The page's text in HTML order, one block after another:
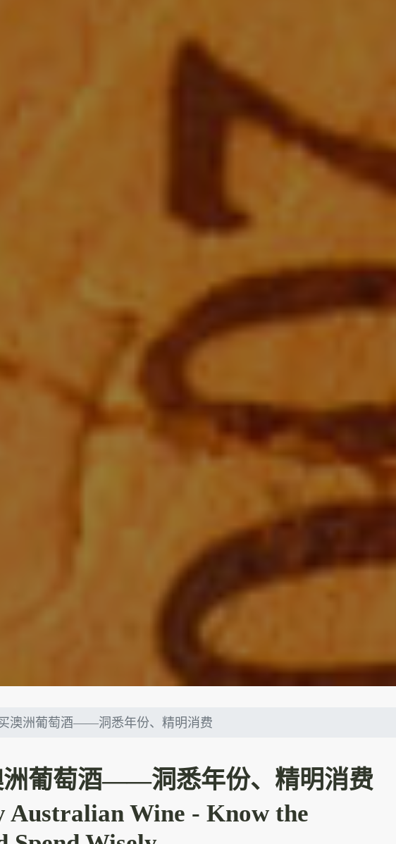
澳洲葡萄酒——洞悉年份、精明消费
洲葡萄酒——洞悉年份、精明消费
Australian Wine - Know the